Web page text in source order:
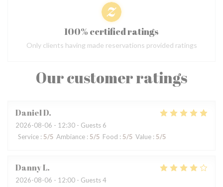
Our customer ratings
DanielD
2026-08-06 - 12:30 - Guests 6
Service : 5/5 Ambiance : 5/5 Food : 5/5 Value : 5/5
DannyL
2026-08-06 - 12:00 - Guests 4
100% certified ratings
Only clients having made reservations provided ratings